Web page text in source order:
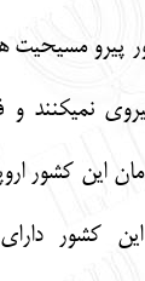
نمي‏كنند و
اين كشور